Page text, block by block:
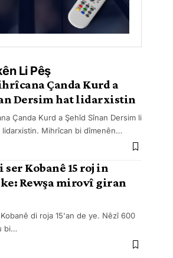
Li Pêş
Çanda Kurd a
Dersim hat lidarxistin
Çanda Kurd a Şehîd Sînan Dersim li
lidarxistin. Mihrîcan bi dîmenên…
Kobanê 15 roj in
Rewşa mirovî giran
di roja 15'an de ye. Nêzî 600
bi…